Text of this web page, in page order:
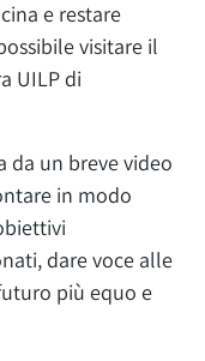
e restare
visitare il
UILP di
da un breve video
in modo
dare voce alle
più equo e